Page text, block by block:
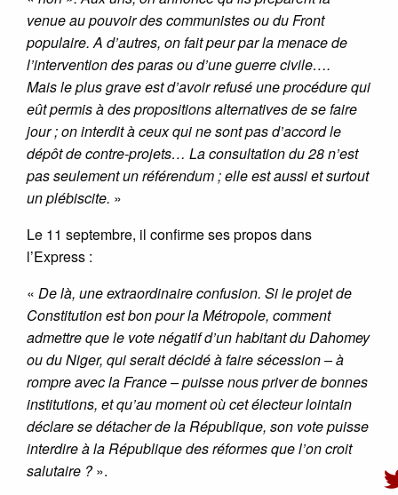
venue au pouvoir des communistes ou du Front
populaire. A d’autres, on fait peur par la menace de
l’intervention des paras ou d’une guerre civile….
Mais le plus grave est d’avoir refusé une procédure qui
eût permis à des propositions alternatives de se faire
jour ; on interdit à ceux qui ne sont pas d’accord le
dépôt de contre-projets… La consultation du 28 n’est
pas seulement un référendum ; elle est aussi et surtout
un plébiscite. »
Le 11 septembre, il confirme ses propos dans
l’Express :
« De là, une extraordinaire confusion. Si le projet de
Constitution est bon pour la Métropole, comment
admettre que le vote négatif d’un habitant du Dahomey
ou du Niger, qui serait décidé à faire sécession – à
rompre avec la France – puisse nous priver de bonnes
institutions, et qu’au moment où cet électeur lointain
déclare se détacher de la République, son vote puisse
interdire à la République des réformes que l’on croit
salutaire ?».